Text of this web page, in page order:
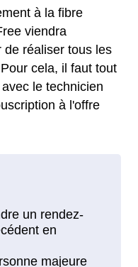
à la fibre
viendra
de réaliser tous les
cela, il faut tout
le technicien
à l'offre